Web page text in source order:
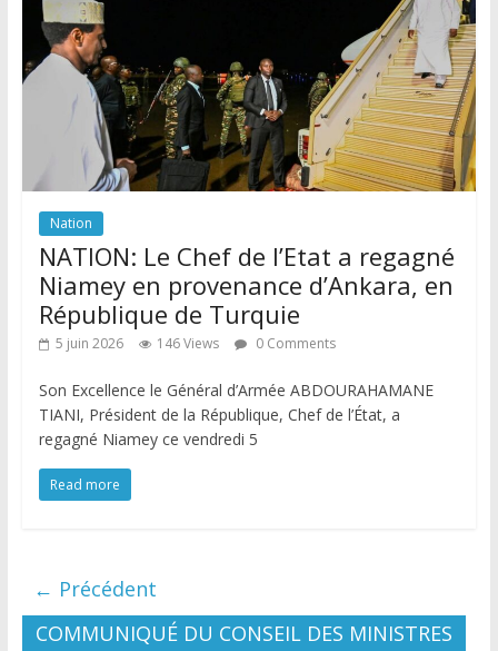
Nation
NATION: Le Chef de l’Etat a regagné
Niamey en provenance d’Ankara, en
République de Turquie
5 juin 2026 146 Views 0 Comments
Son Excellence le Général d’Armée ABDOURAHAMANE
TIANI, Président de la République, Chef de l’État, a
regagné Niamey ce vendredi 5
Read more
← Précédent
COMMUNIQUÉ DU CONSEIL DES MINISTRES